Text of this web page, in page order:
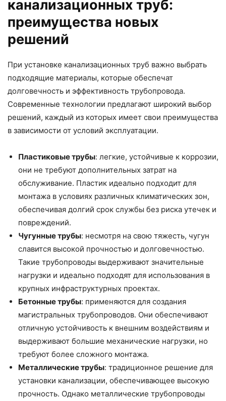
канализационных труб:
преимущества новых
решений
При установке канализационных труб важно выбрать
подходящие материалы, которые обеспечат
долговечность и эффективность трубопровода.
Современные технологии предлагают широкий выбор
решений, каждый из которых имеет свои преимущества
в зависимости от условий эксплуатации.
Пластиковые трубы: легкие, устойчивые к коррозии,
они не требуют дополнительных затрат на
обслуживание. Пластик идеально подходит для
монтажа в условиях различных климатических зон,
обеспечивая долгий срок службы без риска утечек и
повреждений.
Чугунные трубы: несмотря на свою тяжесть, чугун
славится высокой прочностью и долговечностью.
Такие трубопроводы выдерживают значительные
нагрузки и идеально подходят для использования в
крупных инфраструктурных проектах.
Бетонные трубы: применяются для создания
магистральных трубопроводов. Они обеспечивают
отличную устойчивость к внешним воздействиям и
выдерживают большие механические нагрузки, но
требуют более сложного монтажа.
Металлические трубы: традиционное решение для
установки канализации, обеспечивающее высокую
прочность. Однако металлические трубопроводы